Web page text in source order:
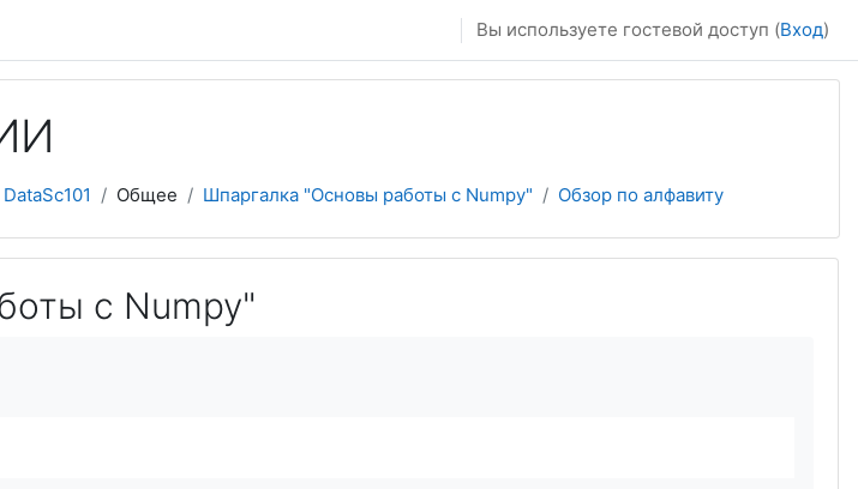
Вы используете гостевой доступ (Вход)
DataSc101 Общее Шпаргалка "Основы работы с Numpy" Обзор по алфавиту
с Numpy"